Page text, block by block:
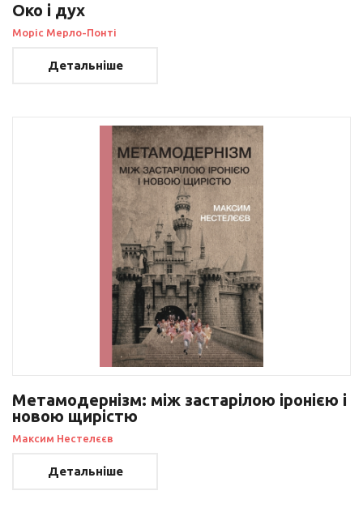
Око і дух
Моріс Мерло-Понті
Детальніше
Метамодернізм: між застарілою іронією і
новою щирістю
Максим Нестелєєв
Детальніше